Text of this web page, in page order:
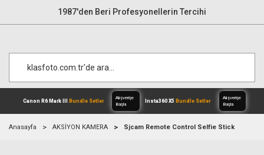
1987'den Beri Profesyonellerin Tercihi
Anasayfa AKSİYON KAMERA Sjcam Remote Control Selfie Stick